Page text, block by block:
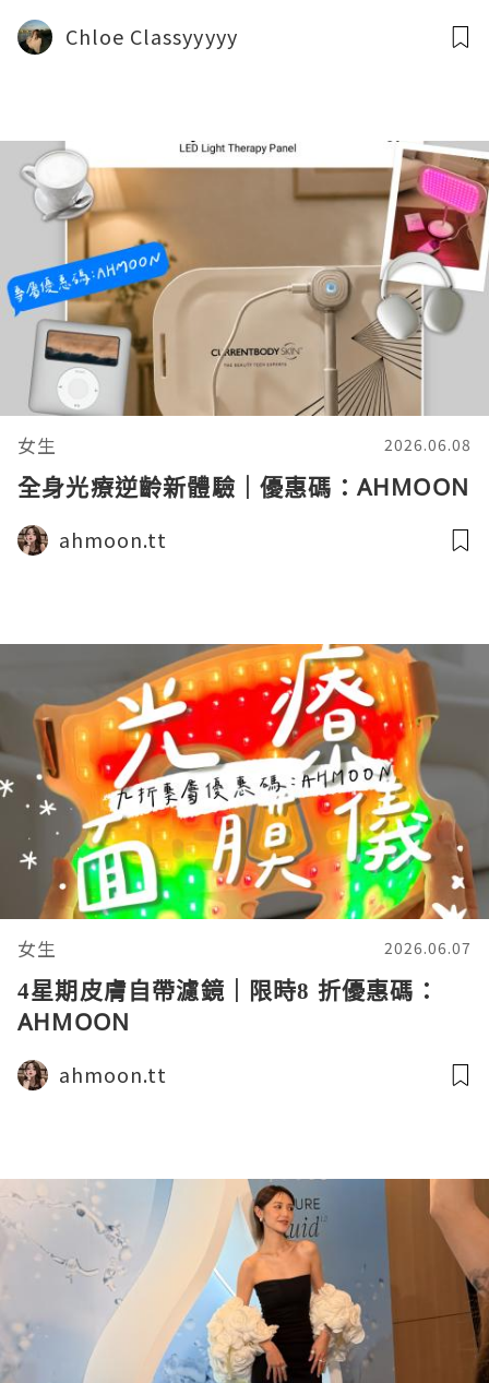
理準備一定會Sell，結果竟然……？
Chloe Classyyyyy
女生 2026.06.08
全身光療逆齡新體驗｜優惠碼：AHMOON
ahmoon.tt
女生 2026.06.07
4星期皮膚自帶濾鏡｜限時8 折優惠碼：
AHMOON
ahmoon.tt